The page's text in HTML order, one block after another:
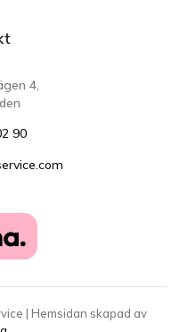
4,
90
| Hemsidan skapad av